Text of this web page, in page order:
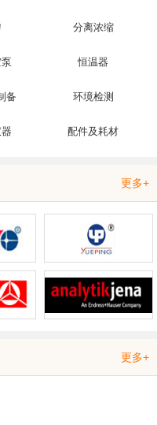
分离浓缩
恒温器
备 环境检测
配件及耗材
更多+
更多+